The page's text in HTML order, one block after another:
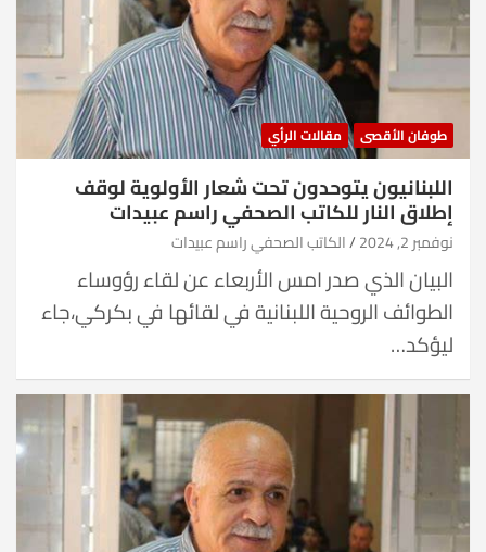
طوفان الأقصى مقالات الرأي
اللبنانيون يتوحدون تحت شعار الأولوية لوقف
إطلاق النار للكاتب الصحفي راسم عبيدات
نوفمبر 2, 2024 الكاتب الصحفي راسم عبيدات
البيان الذي صدر امس الأربعاء عن لقاء رؤوساء
الطوائف الروحية اللبنانية في لقائها في بكركي،جاء
ليؤكد…